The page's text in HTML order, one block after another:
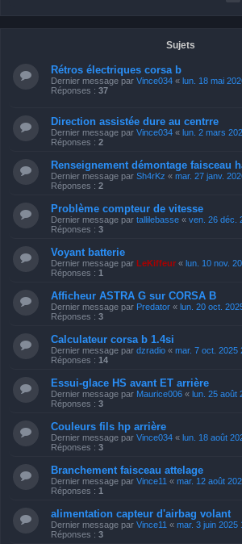
Sujets
Rétros électriques corsa b
Dernier message par Vince034 « lun. 18 mai
Réponses : 37
Direction assistée dure au centrre
Dernier message par Vince034 « lun. 2 mars
Réponses : 2
Renseignement démontage faisceau
Dernier message par Sh4rKz « mar. 27 janv.
Réponses : 2
Problème compteur de vitesse
Dernier message par tallilebasse « ven. 26 déc.
Réponses : 3
Voyant batterie
Dernier message par LeKiffeur « lun. 10 nov.
Réponses : 1
Afficheur ASTRA G sur CORSA B
Dernier message par Predator « lun. 20 oct.
Réponses : 3
Calculateur corsa b 1.4si
Dernier message par dzradio « mar. 7 oct. 2025
Réponses : 14
Essui-glace HS avant ET arrière
Dernier message par Maurice006 « lun. 25 août
Réponses : 3
Couleurs fils hp arrière
Dernier message par Vince034 « lun. 18 août
Réponses : 3
Branchement faisceau attelage
Dernier message par Vince11 « mar. 12 août
Réponses : 1
alimentation capteur d'airbag volant
Dernier message par Vince11 « mar. 3 juin 2025
Réponses : 3